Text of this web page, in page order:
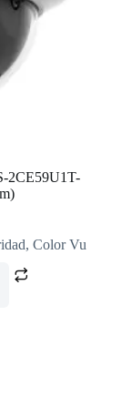
2CE59U1T-
, Color Vu